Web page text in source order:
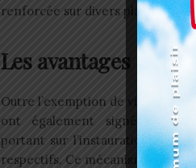
renforcée sur divers plans.
Les avantages de
Outre l’exemption de visas, les
ont également signé un
portant sur l’instauration de
respectifs. Ce mécanisme vise